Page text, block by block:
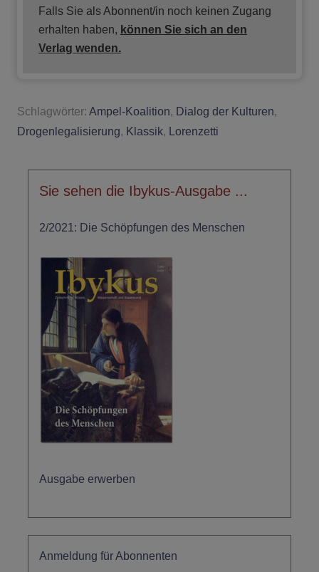
Falls Sie als Abonnent/in noch keinen Zugang
erhalten haben, können Sie sich an den
Verlag wenden.
Schlagwörter: Ampel-Koalition, Dialog der Kulturen,
Drogenlegalisierung, Klassik, Lorenzetti
Sie sehen die Ibykus-Ausgabe ...
2/2021: Die Schöpfungen des Menschen
Ausgabe erwerben
Anmeldung für Abonnenten